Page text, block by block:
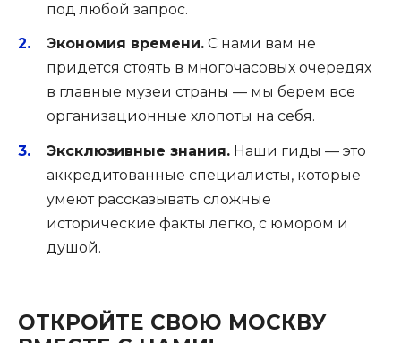
под любой запрос.
Экономия времени. С нами вам не
придется стоять в многочасовых очередях
в главные музеи страны — мы берем все
организационные хлопоты на себя.
Эксклюзивные знания. Наши гиды — это
аккредитованные специалисты, которые
умеют рассказывать сложные
исторические факты легко, с юмором и
душой.
ОТКРОЙТЕ СВОЮ МОСКВУ